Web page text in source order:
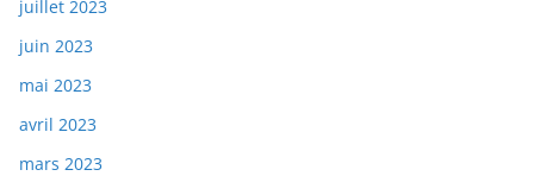
juillet 2023
juin 2023
mai 2023
avril 2023
mars 2023